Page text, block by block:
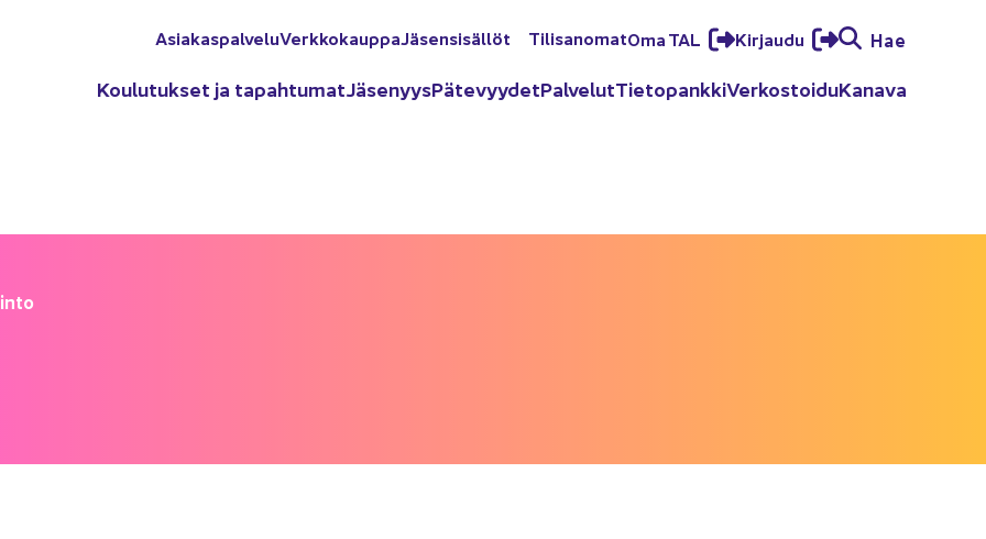
Asia­kas­pal­ve­luVerk­ko­kaup­paJä­sen­si­säl­löt Ti­li­sa­no­matOma TAL Kir­jau­du Hae
Kou­lu­tuk­set ja ta­pah­tu­matJä­se­nyysPä­te­vyy­detPal­ve­lutTie­to­pank­kiVer­kos­toi­duKa­na­va